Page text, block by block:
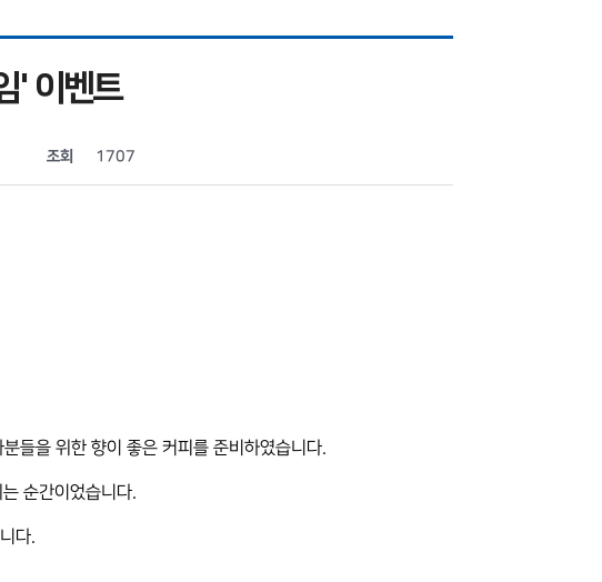
' 이벤트
조회 1707
들을 위한 향이 좋은 커피를 준비하였습니다.
순간이었습니다.
다.